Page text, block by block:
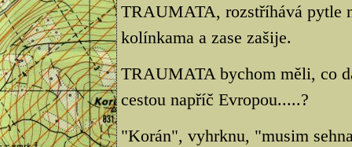
TRAUMATA, rozstříhává pytle
kolínkama a zase zašije.
TRAUMATA bychom měli, co
cestou napříč Evropou.....?
"Korán", vyhrknu, "musim